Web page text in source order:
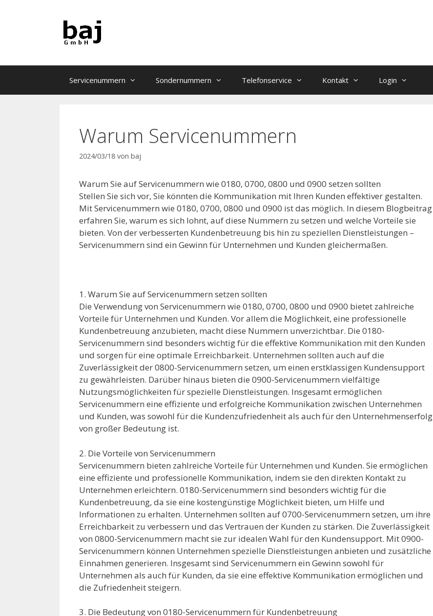
Servicenummern Sondernummern Telefonservice Kontakt Login
Warum Servicenummern
2024/03/18 von baj
Warum Sie auf Servicenummern wie 0180, 0700, 0800 und 0900 setzen sollten
Stellen Sie sich vor, Sie könnten die Kommunikation mit Ihren Kunden effektiver gestalten.
Mit Servicenummern wie 0180, 0700, 0800 und 0900 ist das möglich. In diesem Blogbeitrag
erfahren Sie, warum es sich lohnt, auf diese Nummern zu setzen und welche Vorteile sie
bieten. Von der verbesserten Kundenbetreuung bis hin zu speziellen Dienstleistungen –
Servicenummern sind ein Gewinn für Unternehmen und Kunden gleichermaßen.
1. Warum Sie auf Servicenummern setzen sollten
Die Verwendung von Servicenummern wie 0180, 0700, 0800 und 0900 bietet zahlreiche
Vorteile für Unternehmen und Kunden. Vor allem die Möglichkeit, eine professionelle
Kundenbetreuung anzubieten, macht diese Nummern unverzichtbar. Die 0180-
Servicenummern sind besonders wichtig für die effektive Kommunikation mit den Kunden
und sorgen für eine optimale Erreichbarkeit. Unternehmen sollten auch auf die
Zuverlässigkeit der 0800-Servicenummern setzen, um einen erstklassigen Kundensupport
zu gewährleisten. Darüber hinaus bieten die 0900-Servicenummern vielfältige
Nutzungsmöglichkeiten für spezielle Dienstleistungen. Insgesamt ermöglichen
Servicenummern eine effiziente und erfolgreiche Kommunikation zwischen Unternehmen
und Kunden, was sowohl für die Kundenzufriedenheit als auch für den Unternehmenserfolg
von großer Bedeutung ist.
2. Die Vorteile von Servicenummern
Servicenummern bieten zahlreiche Vorteile für Unternehmen und Kunden. Sie ermöglichen
eine effiziente und professionelle Kommunikation, indem sie den direkten Kontakt zu
Unternehmen erleichtern. 0180-Servicenummern sind besonders wichtig für die
Kundenbetreuung, da sie eine kostengünstige Möglichkeit bieten, um Hilfe und
Informationen zu erhalten. Unternehmen sollten auf 0700-Servicenummern setzen, um ihre
Erreichbarkeit zu verbessern und das Vertrauen der Kunden zu stärken. Die Zuverlässigkeit
von 0800-Servicenummern macht sie zur idealen Wahl für den Kundensupport. Mit 0900-
Servicenummern können Unternehmen spezielle Dienstleistungen anbieten und zusätzliche
Einnahmen generieren. Insgesamt sind Servicenummern ein Gewinn sowohl für
Unternehmen als auch für Kunden, da sie eine effektive Kommunikation ermöglichen und
die Zufriedenheit steigern.
3. Die Bedeutung von 0180-Servicenummern für Kundenbetreuung